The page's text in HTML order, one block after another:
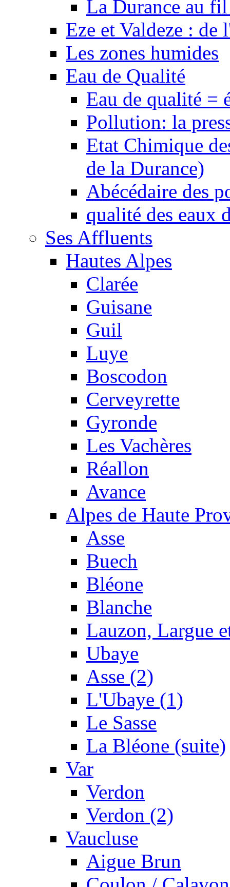
La Durance au
Eze et Valdeze : de
Les zones humides
Eau de Qualité
Eau de qualité =
Pollution: la
Etat Chimique
de la Durance)
Abécédaire des
qualité des eaux
Ses Affluents
Hautes Alpes
Clarée
Guisane
Guil
Luye
Boscodon
Cerveyrette
Gyronde
Les Vachères
Réallon
Avance
Alpes de Haute
Asse
Buech
Bléone
Blanche
Lauzon, Largue
Ubaye
Asse (2)
L'Ubaye (1)
Le Sasse
La Bléone (suite)
Var
Verdon
Verdon (2)
Vaucluse
Aigue Brun